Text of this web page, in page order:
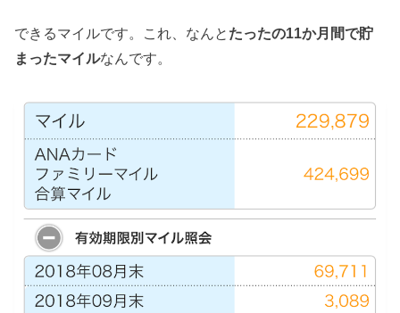
できるマイルです。これ、なんと たったの11か月間で貯
まったマイルなんです。